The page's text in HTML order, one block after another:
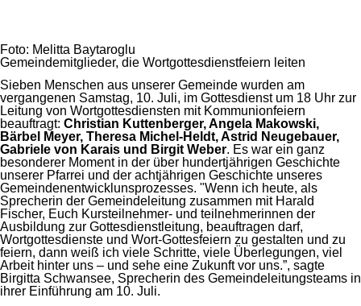
Foto: Melitta Baytaroglu
Gemeindemitglieder, die Wortgottesdienstfeiern leiten
Sieben Menschen aus unserer Gemeinde wurden am
vergangenen Samstag, 10. Juli, im Gottesdienst um 18 Uhr zur
Leitung von Wortgottesdiensten mit Kommunionfeiern
beauftragt: Christian Kuttenberger, Angela Makowski,
Bärbel Meyer, Theresa Michel-Heldt, Astrid Neugebauer,
Gabriele von Karais und Birgit Weber. Es war ein ganz
besonderer Moment in der über hundertjährigen Geschichte
unserer Pfarrei und der achtjährigen Geschichte unseres
Gemeindenentwicklunsprozesses. "Wenn ich heute, als
Sprecherin der Gemeindeleitung zusammen mit Harald
Fischer, Euch Kursteilnehmer- und teilnehmerinnen der
Ausbildung zur Gottesdienstleitung, beauftragen darf,
Wortgottesdienste und Wort-Gottesfeiern zu gestalten und zu
feiern, dann weiß ich viele Schritte, viele Überlegungen, viel
Arbeit hinter uns – und sehe eine Zukunft vor uns.”, sagte
Birgitta Schwansee, Sprecherin des Gemeindeleitungsteams in
ihrer Einführung am 10. Juli.